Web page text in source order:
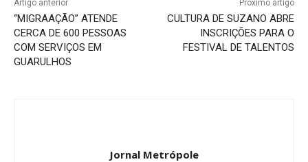
Artigo anterior
“MIGRAAÇÃO” ATENDE
CERCA DE 600 PESSOAS
COM SERVIÇOS EM
GUARULHOS
Próximo artigo
CULTURA DE SUZANO ABRE
INSCRIÇÕES PARA O
FESTIVAL DE TALENTOS
Jornal Metrópole